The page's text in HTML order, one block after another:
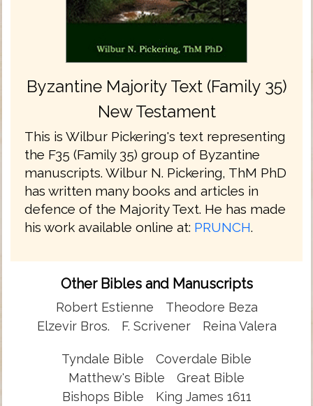
Byzantine Majority Text (Family 35)
New Testament
This is Wilbur Pickering's text representing
the F35 (Family 35) group of Byzantine
manuscripts. Wilbur N. Pickering, ThM PhD
has written many books and articles in
defence of the Majority Text. He has made
his work available online at: PRUNCH.
Other Bibles and Manuscripts
Robert Estienne
Theodore Beza
Elzevir Bros.
F. Scrivener Reina Valera
Tyndale Bible
Coverdale Bible
Matthew's Bible
Great Bible
Bishops Bible
King James 1611